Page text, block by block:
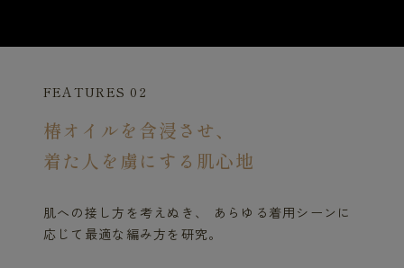
FEATURES 02
椿オイルを含浸させ、
着た人を虜にする肌心地
肌への接し方を考えぬき、 あらゆる着用シーンに
応じて最適な編み方を研究。